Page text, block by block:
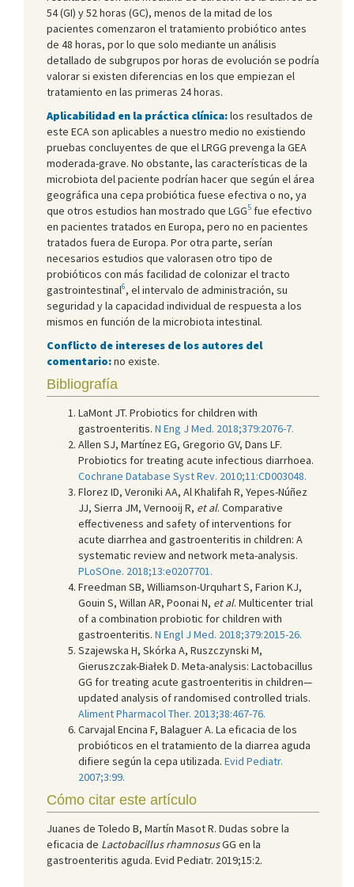
54 (GI) y 52 horas (GC), menos de la mitad de los
pacientes comenzaron el tratamiento probiótico antes
de 48 horas, por lo que solo mediante un análisis
detallado de subgrupos por horas de evolución se podría
valorar si existen diferencias en los que empiezan el
tratamiento en las primeras 24 horas.
Aplicabilidad en la práctica clínica:los resultados de
este ECA son aplicables a nuestro medio no existiendo
pruebas concluyentes de que el LRGG prevenga la GEA
moderada-grave. No obstante, las características de la
microbiota del paciente podrían hacer que según el área
geográfica una cepa probiótica fuese efectiva o no, ya
que otros estudios han mostrado que LGG5 fue efectivo
en pacientes tratados en Europa, pero no en pacientes
tratados fuera de Europa. Por otra parte, serían
necesarios estudios que valorasen otro tipo de
probióticos con más facilidad de colonizar el tracto
gastrointestinal6, el intervalo de administración, su
seguridad y la capacidad individual de respuesta a los
mismos en función de la microbiota intestinal.
Conflicto de intereses de los autores del
comentario:no existe.
Bibliografía
LaMont JT. Probiotics for children with
gastroenteritis. N Eng J Med. 2018;379:2076-7.
Allen SJ, Martínez EG, Gregorio GV, Dans LF.
Probiotics for treating acute infectious diarrhoea.
Cochrane Database Syst Rev. 2010;11:CD003048.
Florez ID, Veroniki AA, Al Khalifah R, Yepes-Núñez
JJ, Sierra JM, Vernooij R, et al. Comparative
effectiveness and safety of interventions for
acute diarrhea and gastroenteritis in children: A
systematic review and network meta-analysis.
PLoSOne. 2018;13:e0207701.
Freedman SB, Williamson-Urquhart S, Farion KJ,
Gouin S, Willan AR, Poonai N, et al. Multicenter trial
of a combination probiotic for children with
gastroenteritis. N Engl J Med. 2018;379:2015-26.
Szajewska H, Skórka A, Ruszczynski M,
Gieruszczak-Białek D. Meta-analysis: Lactobacillus
GG for treating acute gastroenteritis in children—
updated analysis of randomised controlled trials.
Aliment Pharmacol Ther. 2013;38:467-76.
Carvajal Encina F, Balaguer A. La eficacia de los
probióticos en el tratamiento de la diarrea aguda
difiere según la cepa utilizada. Evid Pediatr.
2007;3:99.
Cómo citar este artículo
Juanes de Toledo B, Martín Masot R. Dudas sobre la
eficacia de Lactobacillus rhamnosusGG en la
gastroenteritis aguda. Evid Pediatr. 2019;15:2.